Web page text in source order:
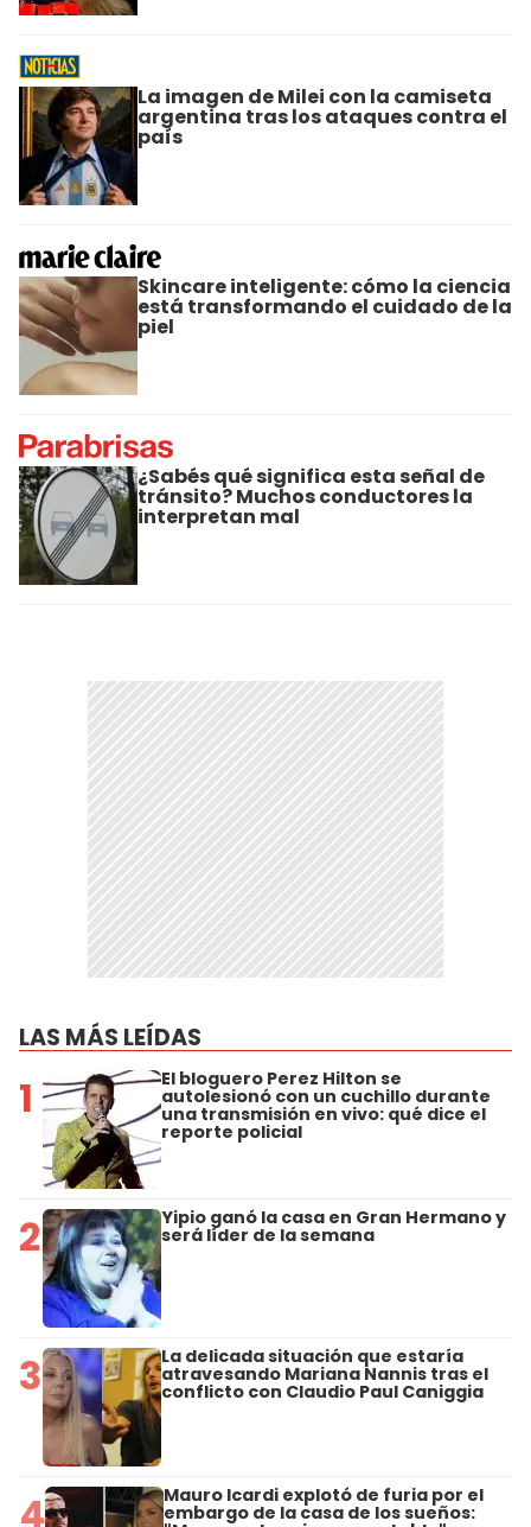
La imagen de Milei con la camiseta
argentina tras los ataques contra el
país
Skincare inteligente: cómo la ciencia
está transformando el cuidado de la
piel
¿Sabés qué significa esta señal de
tránsito? Muchos conductores la
interpretan mal
LAS MÁS LEÍDAS
1 El bloguero Perez Hilton se
autolesionó con un cuchillo durante
una transmisión en vivo: qué dice el
reporte policial
2 Yipio ganó la casa en Gran Hermano y
será líder de la semana
3 La delicada situación que estaría
atravesando Mariana Nannis tras el
conflicto con Claudio Paul Caniggia
4 Mauro Icardi explotó de furia por el
embargo de la casa de los sueños: